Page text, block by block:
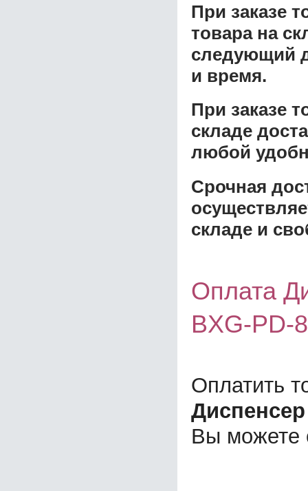
При заказе
товара на
следующий
и время.
При заказе
складе
любой
Срочная
складе и
Оплата
BXG-PD-
Оплатить
Диспенсер
Вы можете